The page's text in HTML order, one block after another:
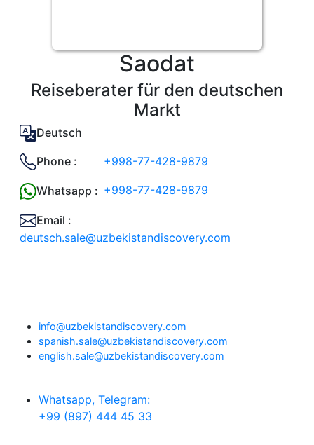
Saodat
Reiseberater für den deutschen
Markt
Deutsch
Phone : +998-77-428-9879
Whatsapp : +998-77-428-9879
Email :
deutsch.sale@uzbekistandiscovery.com
info@uzbekistandiscovery.com
spanish.sale@uzbekistandiscovery.com
english.sale@uzbekistandiscovery.com
Whatsapp, Telegram:
+99 (897) 444 45 33